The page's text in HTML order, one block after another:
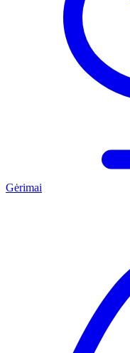
Gėrimai